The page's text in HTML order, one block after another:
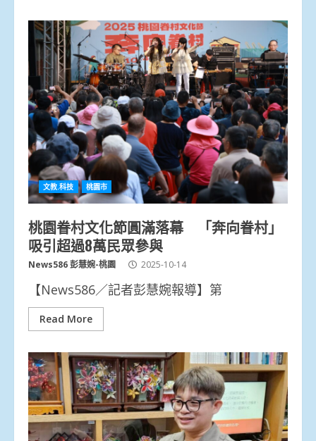
文教.科技 桃園市
桃園眷村文化節圓滿落幕 「奔向眷村」
吸引超過8萬民眾參與
News586 彭慧婉-桃園 2025-10-14
【News586／記者彭慧婉報導】第
Read More